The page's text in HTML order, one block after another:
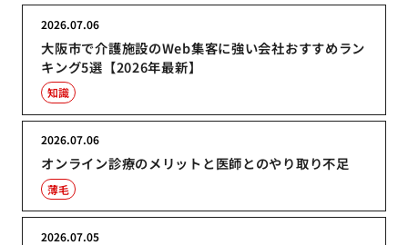
大阪市で介護施設のWeb集客に強い会社おすすめラン
キング5選【2026年最新】
2026.07.06
知識
オンライン診療のメリットと医師とのやり取り不足
2026.07.06
薄毛
2026.07.05